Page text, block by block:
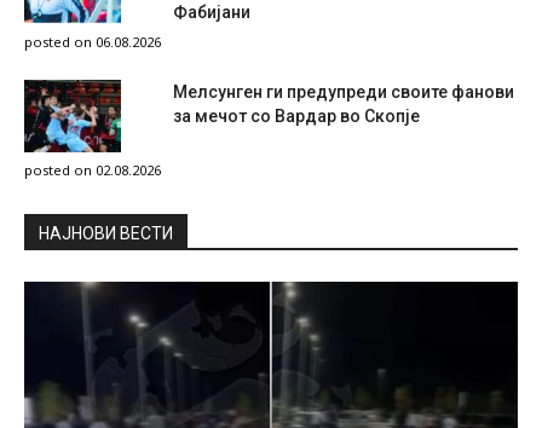
Фабијани
posted on 06.08.2026
Мелсунген ги предупреди своите фанови
за мечот со Вардар во Скопје
posted on 02.08.2026
НAЈНОВИ ВЕСТИ